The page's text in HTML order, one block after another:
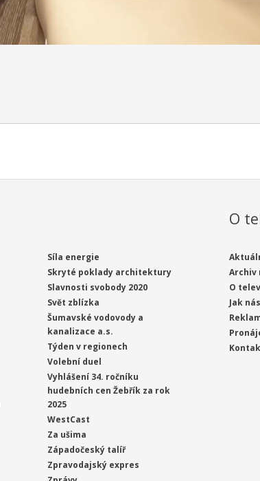
Síla energie
Skryté poklady architektury
Slavnosti svobody 2020
Svět zblízka
Šumavské vodovody a
kanalizace a.s.
Týden v regionech
Volební duel
Vyhlášení 34. ročníku
hudebních cen Žebřík za rok
2025
WestCast
Za ušima
Západočeský talíř
Zpravodajský expres
O
Archiv
O
Jak